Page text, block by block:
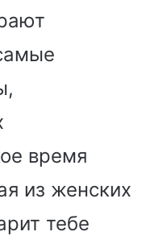
время
из женских
тебе